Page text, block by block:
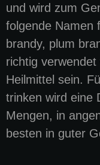
und wird zum
folgende Namen
brandy, plum
richtig
Heilmittel sein.
trinken wird eine
Mengen, in
besten in guter